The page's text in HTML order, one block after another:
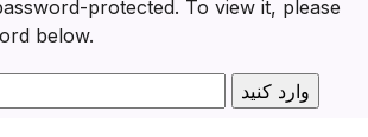
Training
protected. To view it, please
below.